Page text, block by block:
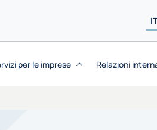
IT
per le imprese Relazioni